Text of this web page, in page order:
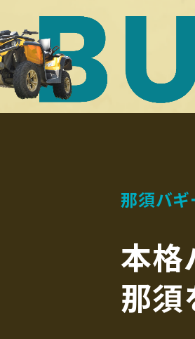
那須バ
本格
那須